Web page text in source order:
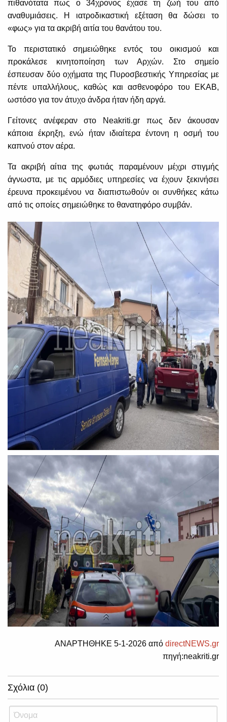
πιθανότατα πως ο 34χρονος έχασε τη ζωή του από
αναθυμιάσεις. Η ιατροδικαστική εξέταση θα δώσει το
«φως» για τα ακριβή αιτία του θανάτου του.
Το περιστατικό σημειώθηκε εντός του οικισμού και
προκάλεσε κινητοποίηση των Αρχών. Στο σημείο
έσπευσαν δύο οχήματα της Πυροσβεστικής Υπηρεσίας με
πέντε υπαλλήλους, καθώς και ασθενοφόρο του ΕΚΑΒ,
ωστόσο για τον άτυχο άνδρα ήταν ήδη αργά.
Γείτονες ανέφεραν στο Neakriti.gr πως δεν άκουσαν
κάποια έκρηξη, ενώ ήταν ιδιαίτερα έντονη η οσμή του
καπνού στον αέρα.
Τα ακριβή αίτια της φωτιάς παραμένουν μέχρι στιγμής
άγνωστα, με τις αρμόδιες υπηρεσίες να έχουν ξεκινήσει
έρευνα προκειμένου να διαπιστωθούν οι συνθήκες κάτω
από τις οποίες σημειώθηκε το θανατηφόρο συμβάν.
ΑΝΑΡΤΗΘΗΚΕ 5-1-2026 από directNEWS.gr
πηγή:neakriti.gr
Σχόλια (0)